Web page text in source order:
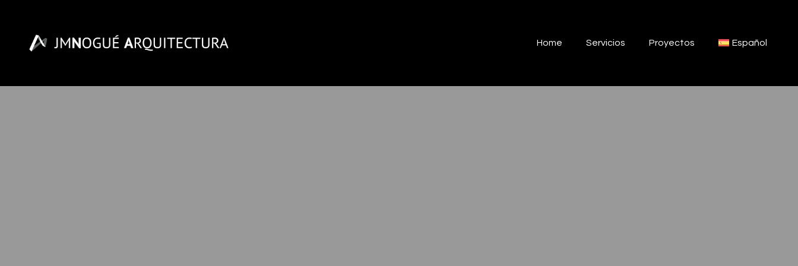
Home Servicios Proyectos Español